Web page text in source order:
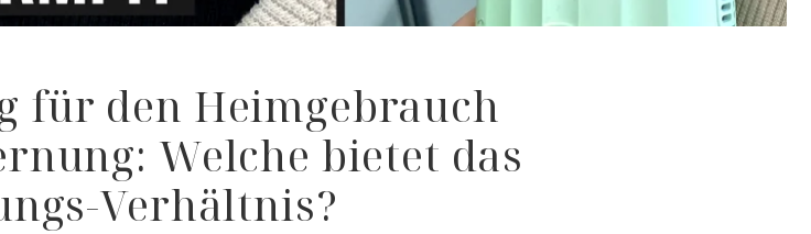
für den Heimgebrauch
Welche bietet das
Verhältnis?